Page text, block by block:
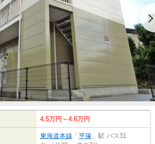
4.5万円～4.6万円
東海道本線 「 平塚 」駅 バス31